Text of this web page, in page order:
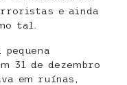
e ainda
tal.
31 de dezembro
em ruínas,